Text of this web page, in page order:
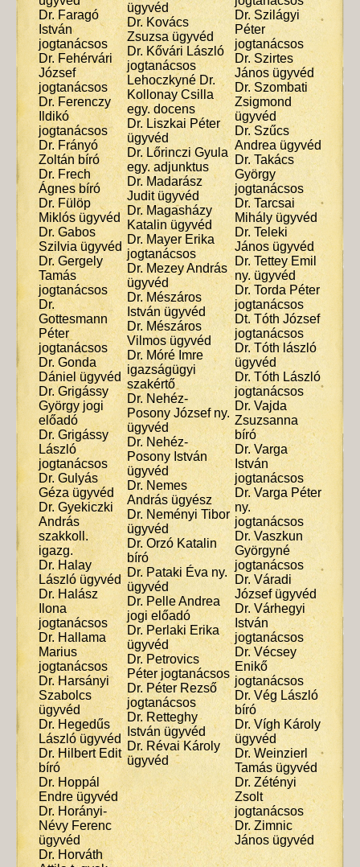
Dr. Faragó
István
jogtanácsos
Dr. Fehérvári
József
jogtanácsos
Dr. Ferenczy
Ildikó
jogtanácsos
Dr. Frányó
Zoltán bíró
Dr. Frech
Ágnes bíró
Dr. Fülöp
Miklós ügyvéd
Dr. Gabos
Szilvia ügyvéd
Dr. Gergely
Tamás
jogtanácsos
Dr.
Gottesmann
Péter
jogtanácsos
Dr. Gonda
Dániel ügyvéd
Dr. Grigássy
György jogi
előadó
Dr. Grigássy
László
jogtanácsos
Dr. Gulyás
Géza ügyvéd
Dr. Gyekiczki
András
szakkoll.
igazg.
Dr. Halay
László ügyvéd
Dr. Halász
Ilona
jogtanácsos
Dr. Hallama
Marius
jogtanácsos
Dr. Harsányi
Szabolcs
ügyvéd
Dr. Hegedűs
László ügyvéd
Dr. Hilbert Edit
bíró
Dr. Hoppál
Endre ügyvéd
Dr. Horányi-
Névy Ferenc
ügyvéd
Dr. Horváth
ügyvéd
Dr. Kovács
Zsuzsa ügyvéd
Dr. Kővári László
jogtanácsos
Lehoczkyné Dr.
Kollonay Csilla
egy. docens
Dr. Liszkai Péter
ügyvéd
Dr. Lőrinczi Gyula
egy. adjunktus
Dr. Madarász
Judit ügyvéd
Dr. Magasházy
Katalin ügyvéd
Dr. Mayer Erika
jogtanácsos
Dr. Mezey András
ügyvéd
Dr. Mészáros
István ügyvéd
Dr. Mészáros
Vilmos ügyvéd
Dr. Móré Imre
igazságügyi
szakértő
Dr. Nehéz-
Posony József ny.
ügyvéd
Dr. Nehéz-
Posony István
ügyvéd
Dr. Nemes
András ügyész
Dr. Neményi Tibor
ügyvéd
Dr. Orzó Katalin
bíró
Dr. Pataki Éva ny.
ügyvéd
Dr. Pelle Andrea
jogi előadó
Dr. Perlaki Erika
ügyvéd
Dr. Petrovics
Péter jogtanácsos
Dr. Péter Rezső
jogtanácsos
Dr. Retteghy
István ügyvéd
Dr. Révai Károly
ügyvéd
Dr. Szilágyi
Péter
jogtanácsos
Dr. Szirtes
János ügyvéd
Dr. Szombati
Zsigmond
ügyvéd
Dr. Szűcs
Andrea ügyvéd
Dr. Takács
György
jogtanácsos
Dr. Tarcsai
Mihály ügyvéd
Dr. Teleki
János ügyvéd
Dr. Tettey Emil
ny. ügyvéd
Dr. Torda Péter
jogtanácsos
Dt. Tóth József
jogtanácsos
Dr. Tóth lászló
ügyvéd
Dr. Tóth László
jogtanácsos
Dr. Vajda
Zsuzsanna
bíró
Dr. Varga
István
jogtanácsos
Dr. Varga Péter
ny.
jogtanácsos
Dr. Vaszkun
Györgyné
jogtanácsos
Dr. Váradi
József ügyvéd
Dr. Várhegyi
István
jogtanácsos
Dr. Vécsey
Enikő
jogtanácsos
Dr. Vég László
bíró
Dr. Vígh Károly
ügyvéd
Dr. Weinzierl
Tamás ügyvéd
Dr. Zétényi
Zsolt
jogtanácsos
Dr. Zimnic
János ügyvéd